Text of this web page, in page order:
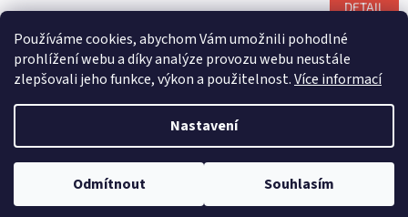
Používáme cookies, abychom Vám umožnili pohodlné
prohlížení webu a díky analýze provozu webu neustále
zlepšovali jeho funkce, výkon a použitelnost.Více informací
Nastavení
Odmítnout Souhlasím
DETAIL
O
v
á
d
a
c
r
9položek celkem
Vytvořil Shoptet
Copyright 2026 . Všechna práva vyhrazena.